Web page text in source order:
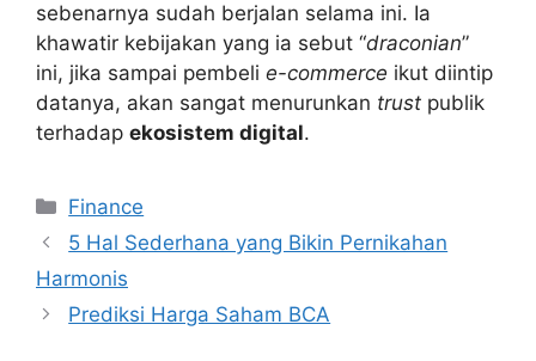
sebenarnya sudah berjalan selama ini. Ia
khawatir kebijakan yang ia sebut “draconian”
ini, jika sampai pembeli e-commerce ikut diintip
datanya, akan sangat menurunkan trust publik
terhadap ekosistem digital.
Categories
Finance
5 Hal Sederhana yang Bikin Pernikahan
Harmonis
Prediksi Harga Saham BCA